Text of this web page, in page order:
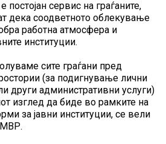
постојан сервис на граѓаните,
дека соодветното облекување
работна атмосфера и
институции.
сите граѓани пред
(за подигнување лични
други административни услуги)
изглед да биде во рамките на
за јавни институции, се вели
МВР.